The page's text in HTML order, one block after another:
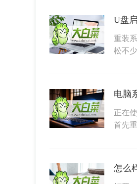
U盘
重装
松不
电脑
正在
首先
怎么